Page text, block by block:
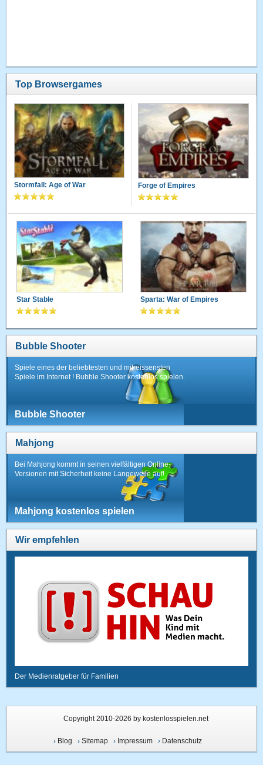
Top Browsergames
Stormfall: Age of War Forge of Empires
Star Stable Sparta: War of Empires
Bubble Shooter
Spiele eines der beliebtesten und mitreissensten
Spiele im Internet ! Bubble Shooter kostenlos spielen.
Bubble Shooter
Mahjong
Bei Mahjong kommt in seinen vielfältigen Online-
Versionen mit Sicherheit keine Langeweile auf!
Mahjong kostenlos spielen
Wir empfehlen
Der Medienratgeber für Familien
Copyright 2010-2026 by kostenlosspielen.net
› Blog › Sitemap› Impressum› Datenschutz